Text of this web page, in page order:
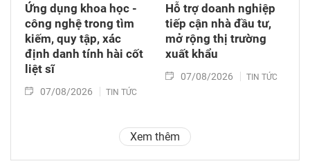
Ứng dụng khoa học -
công nghệ trong tìm
kiếm, quy tập, xác
định danh tính hài cốt
liệt sĩ
07/08/2026 TIN TỨC
Hỗ trợ doanh nghiệp
tiếp cận nhà đầu tư,
mở rộng thị trường
xuất khẩu
07/08/2026 TIN TỨC
Xem thêm